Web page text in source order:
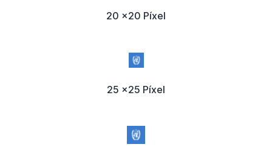
20 x20 Píxel
25 x25 Píxel